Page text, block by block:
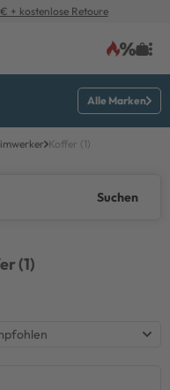
+ kostenlose Retoure
Alle Marken
Koffer (1)
Suchen
(1)